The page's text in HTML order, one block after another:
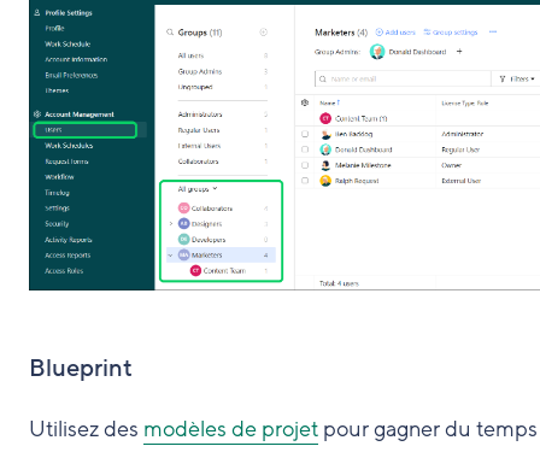
Blueprint
Utilisez des modèles de projet pour gagner du temps